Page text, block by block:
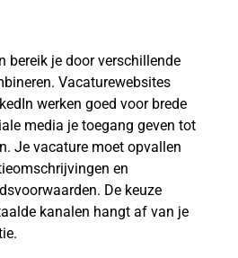
bereik je door verschillende
Vacaturewebsites
werken goed voor brede
media je toegang geven tot
Je vacature moet opvallen
en
De keuze
kanalen hangt af van je